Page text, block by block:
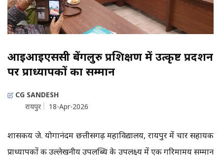
आईआईएससी बेंगलुरु प्रशिक्षण में उत्कृष्ट प्रदर्शन
पर प्राध्यापकों का सम्मान
CG SANDESH
रायपुर
18-Apr-2026
शासकीय जे. योगानंदम छत्तीसगढ़ महाविद्यालय, रायपुर में चार सहायक
प्राध्यापकों की उल्लेखनीय उपलब्धि के उपलक्ष्य में एक गरिमामय सम्मान